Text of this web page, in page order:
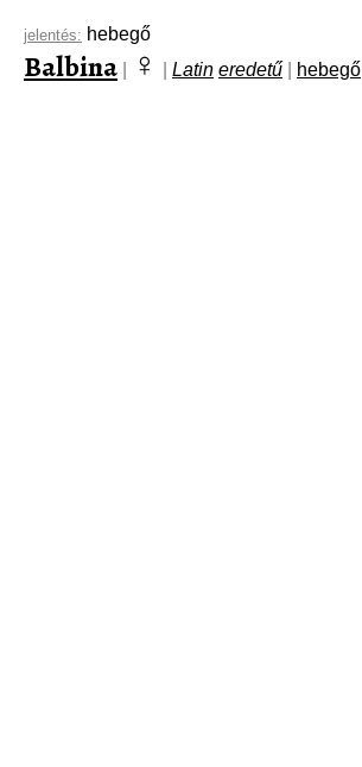
jelentés: hebegő
Balbina ♀ Latin eredetű hebegő